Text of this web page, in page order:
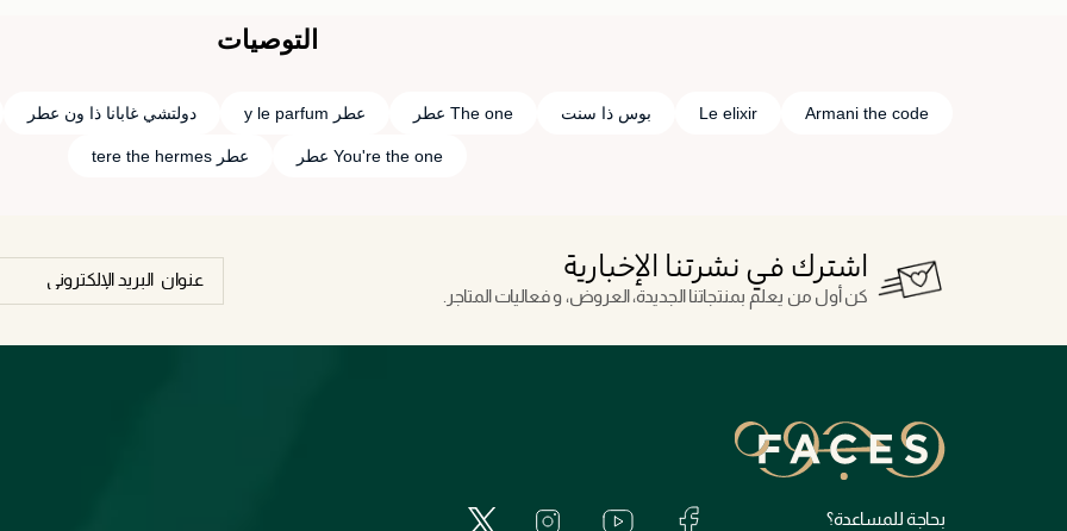
التوصيات
Armani the code
Le elixir بوس ذا سنت The one عطر عطر y le parfum دولتشي غابانا ذا ون عطر
You're the one عطر عطر tere the hermes
اشترك في نشرتنا الإخبارية
كن أول من يعلم بمنتجاتنا الجديدة، العروض، و فعاليات المتاجر.
بحاجة للمساعدة؟